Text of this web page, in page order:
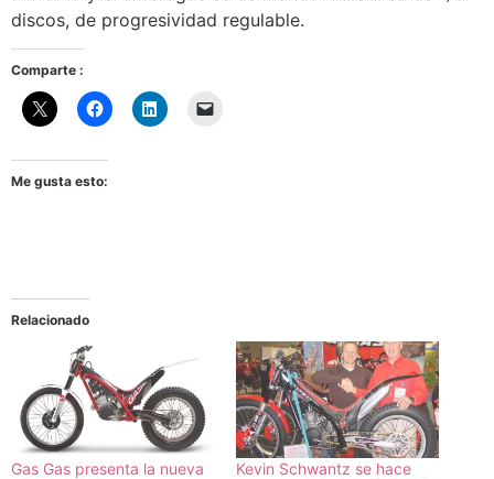
discos, de progresividad regulable.
Comparte :
Me gusta esto:
Relacionado
Gas Gas presenta la nueva
Kevin Schwantz se hace